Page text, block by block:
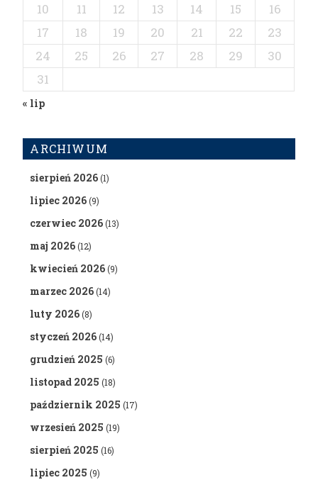
10
11 12 13 14 15
16
17
18 19 20 21 22
23
24
25 26 27 28 29
30
31
« lip
ARCHIWUM
sierpień 2026(1)
lipiec 2026(9)
czerwiec 2026(13)
maj 2026(12)
kwiecień 2026(9)
marzec 2026(14)
luty 2026(8)
styczeń 2026(14)
grudzień 2025 (6)
listopad 2025 (18)
październik 2025 (17)
wrzesień 2025 (19)
sierpień 2025 (16)
lipiec 2025 (9)